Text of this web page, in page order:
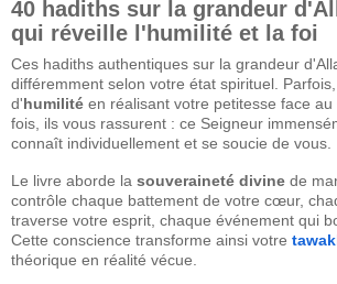
40 hadiths sur la grandeur
qui réveille l'humilité et la foi
Ces hadiths authentiques sur la grandeur
différemment selon votre état spirituel.
d'humilité en réalisant votre petitesse face
fois, ils vous rassurent : ce Seigneur
connaît individuellement et se soucie de vous.
Le livre aborde la souveraineté divine de
contrôle chaque battement de votre cœur,
traverse votre esprit, chaque événement qui
Cette conscience transforme ainsi votre
théorique en réalité vécue.